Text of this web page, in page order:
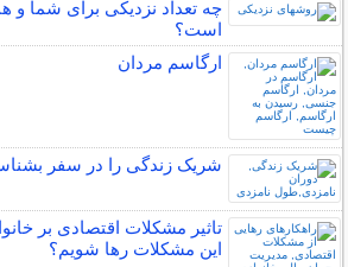
چه تعداد نزدیکی برای شما و
است؟
ارگاسم مردان
شریک زندگی را در سفر
تاثیر مشکلات اقتصادی بر
این مشکلات رها شویم؟